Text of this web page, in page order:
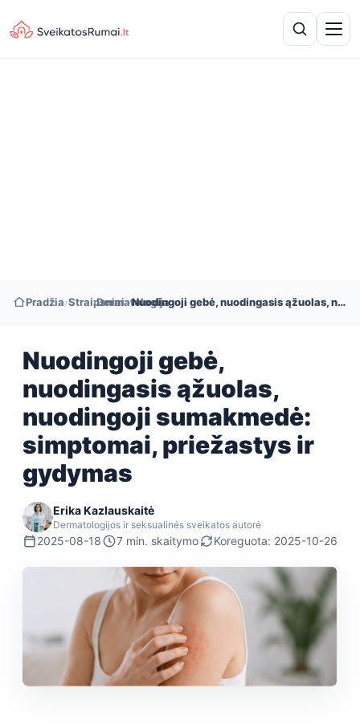
Pradžia›Straipsniai
›Dermatologija
› Nuodingoji gebė, nuodingasis ąžuolas, nuodingoji sumakmedė: simptomai, priežastys ir gydymas
Nuodingoji gebė,
nuodingasis ąžuolas,
nuodingoji sumakmedė:
simptomai, priežastys ir
gydymas
Erika Kazlauskaitė
Dermatologijos ir seksualinės sveikatos autorė
2025-08-18 7 min. skaitymo Koreguota: 2025-10-26